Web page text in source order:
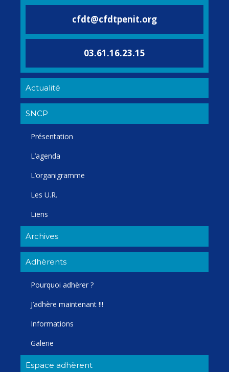
cfdt@cfdtpenit.org
03.61.16.23.15
Actualité
SNCP
Présentation
L’agenda
L’organigramme
Les U.R.
Liens
Archives
Adhèrents
Pourquoi adhèrer ?
J’adhère maintenant !!!
Informations
Galerie
Espace adhèrent